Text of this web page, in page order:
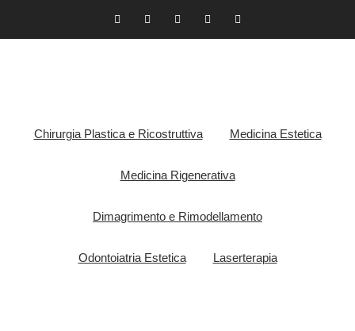
Chirurgia Plastica e Ricostruttiva Medicina Estetica
Medicina Rigenerativa
Dimagrimento e Rimodellamento
Odontoiatria Estetica Laserterapia